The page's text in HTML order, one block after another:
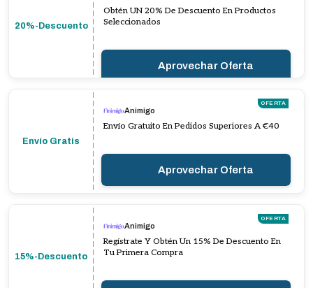
20%-Descuento
Obtén UN 20% De Descuento En Productos
Seleccionados
Aprovechar Oferta
Envío Gratis
OFERTA
Animigo
Envío Gratuito En Pedidos Superiores A €40
Aprovechar Oferta
15%-Descuento
OFERTA
Animigo
Regístrate Y Obtén Un 15% De Descuento En
Tu Primera Compra